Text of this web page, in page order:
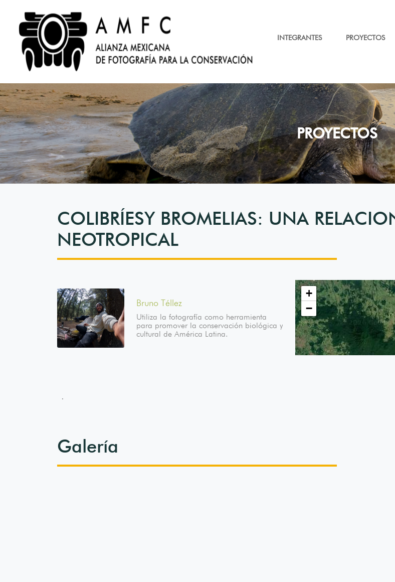
INTEGRANTES PROYECTOS
PROYECTOS
COLIBRÍESY BROMELIAS: UNA
NEOTROPICAL
Bruno Téllez
Utiliza la fotografía como herramienta
para promover la conservación biológica y
cultural de América Latina.
+
−
.
Galería